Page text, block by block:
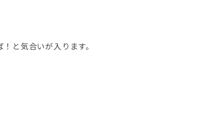
と気合いが入ります。